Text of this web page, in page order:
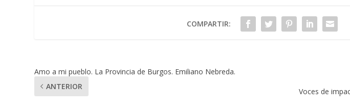
COMPARTIR:
Amo a mi pueblo. La Provincia de Burgos. Emiliano Nebreda.
ANTERIOR
Voces de